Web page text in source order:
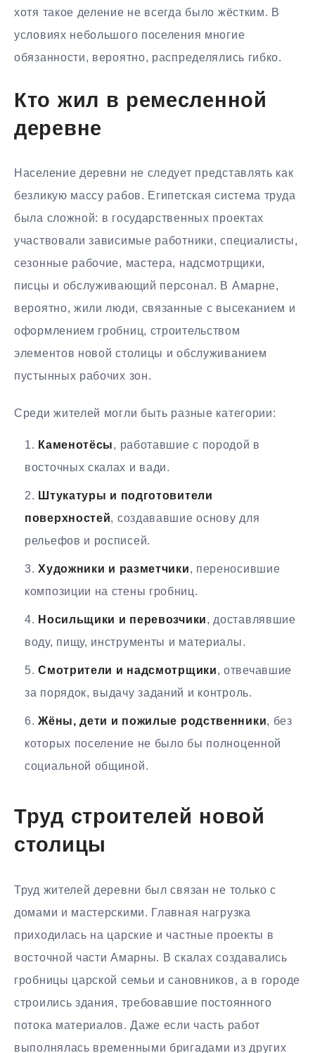
хотя такое деление не всегда было жёстким. В
условиях небольшого поселения многие
обязанности, вероятно, распределялись гибко.
Кто жил в ремесленной
деревне
Население деревни не следует представлять как
безликую массу рабов. Египетская система труда
была сложной: в государственных проектах
участвовали зависимые работники, специалисты,
сезонные рабочие, мастера, надсмотрщики,
писцы и обслуживающий персонал. В Амарне,
вероятно, жили люди, связанные с высеканием и
оформлением гробниц, строительством
элементов новой столицы и обслуживанием
пустынных рабочих зон.
Среди жителей могли быть разные категории:
Каменотёсы, работавшие с породой в
восточных скалах и вади.
Штукатуры и подготовители
поверхностей, создававшие основу для
рельефов и росписей.
Художники и разметчики, переносившие
композиции на стены гробниц.
Носильщики и перевозчики, доставлявшие
воду, пищу, инструменты и материалы.
Смотрители и надсмотрщики, отвечавшие
за порядок, выдачу заданий и контроль.
Жёны, дети и пожилые родственники, без
которых поселение не было бы полноценной
социальной общиной.
Труд строителей новой
столицы
Труд жителей деревни был связан не только с
домами и мастерскими. Главная нагрузка
приходилась на царские и частные проекты в
восточной части Амарны. В скалах создавались
гробницы царской семьи и сановников, а в городе
строились здания, требовавшие постоянного
потока материалов. Даже если часть работ
выполнялась временными бригадами из других